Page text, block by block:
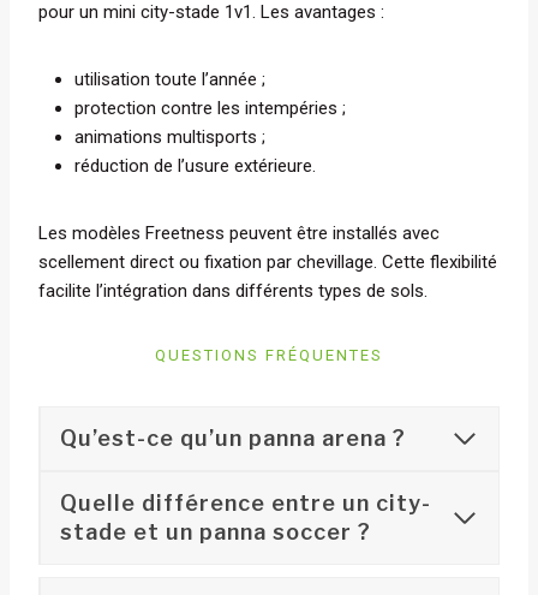
pour un mini city-stade 1v1. Les avantages :
utilisation toute l’année ;
protection contre les intempéries ;
animations multisports ;
réduction de l’usure extérieure.
Les modèles Freetness peuvent être installés avec
scellement direct ou fixation par chevillage. Cette flexibilité
facilite l’intégration dans différents types de sols.
QUESTIONS FRÉQUENTES
Qu’est-ce qu’un panna arena ?
Quelle différence entre un city-
stade et un panna soccer ?